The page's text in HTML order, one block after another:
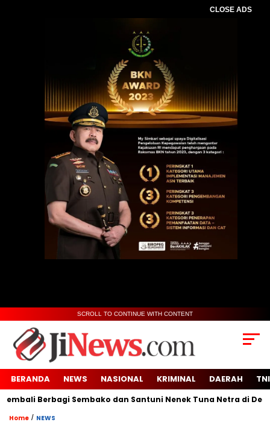
CLOSE ADS
SCROLL TO CONTINUE WITH CONTENT
BERANDA NEWS NASIONAL KRIMINAL DAERAH
Berbagi Sembako dan Santuni Nenek Tuna Netra di Desa
Home / NEWS